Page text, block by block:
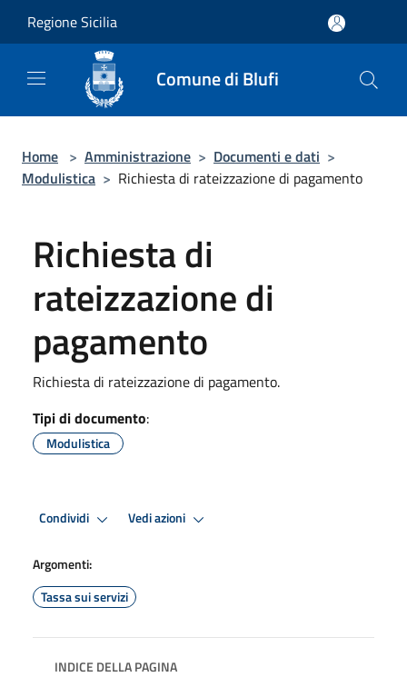
Regione Sicilia
Comune di Blufi
Home > Amministrazione > Documenti e dati >
Modulistica > Richiesta di rateizzazione di pagamento
Richiesta di
rateizzazione di
pagamento
Richiesta di rateizzazione di pagamento.
Tipi di documento:
Modulistica
Condividi Vedi azioni
Argomenti:
Tassa sui servizi
INDICE DELLA PAGINA